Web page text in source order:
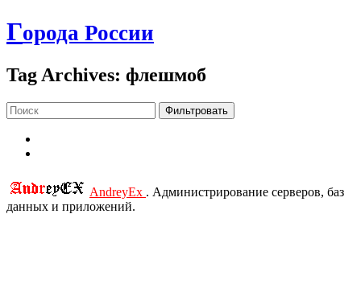
Города России
Tag Archives: флешмоб
Фильтровать
AndreyEx . Администрирование серверов, баз
данных и приложений.